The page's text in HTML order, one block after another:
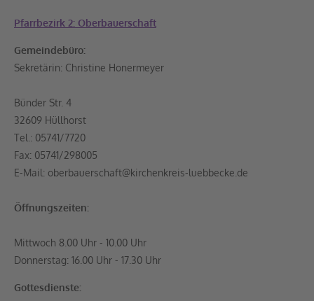
Pfarrbezirk 2: Oberbauerschaft
Gemeindebüro:
Sekretärin: Christine Honermeyer
Bünder Str. 4
32609 Hüllhorst
Tel.: 05741/7720
Fax: 05741/298005
E-Mail: oberbauerschaft@kirchenkreis-luebbecke.de
Öffnungszeiten:
Mittwoch 8.00 Uhr - 10.00 Uhr
Donnerstag: 16.00 Uhr - 17.30 Uhr
Gottesdienste: